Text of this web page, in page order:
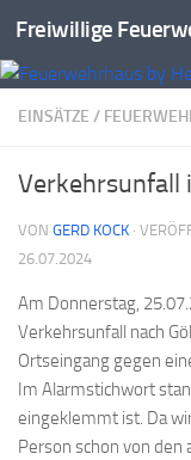
Zum Inhalt
Freiwillige
EINSÄTZE /
Verkehrsunfall
VON GERD KOCK ·
26.07.2024
Am Donnerstag,
Verkehrsunfall nach
Ortseingang gegen
Im Alarmstichwort
eingeklemmt ist. Da
Person schon von